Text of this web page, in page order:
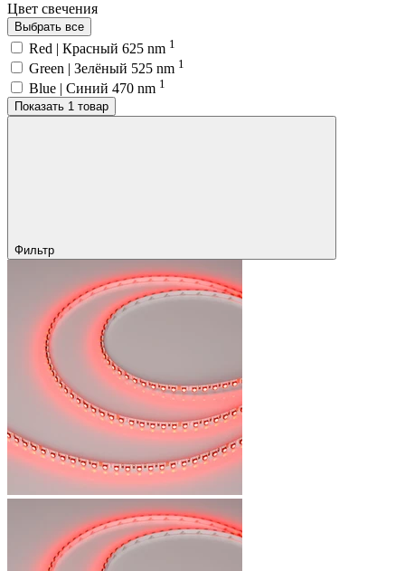
Цвет свечения
Выбрать все
Red | Красный 625 nm 1
Green | Зелёный 525 nm 1
Blue | Синий 470 nm 1
Показать 1 товар
Фильтр